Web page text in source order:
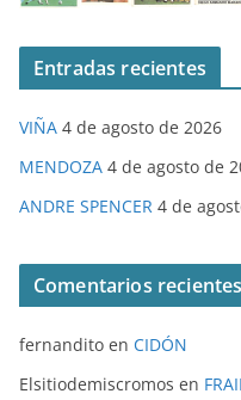
Entradas recientes
VIÑA 4 de agosto de 2026
MENDOZA 4 de agosto de
ANDRE SPENCER 4 de
Comentarios recientes
fernandito en CIDÓN
Elsitiodemiscromos en